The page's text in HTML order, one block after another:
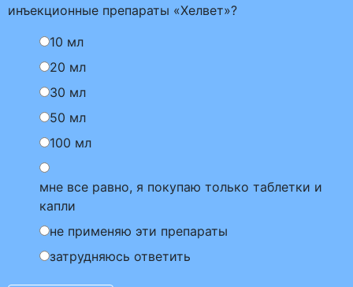
инъекционные препараты «Хелвет»?
10 мл
20 мл
30 мл
50 мл
100 мл
мне все равно, я покупаю только таблетки и
капли
не применяю эти препараты
затрудняюсь ответить